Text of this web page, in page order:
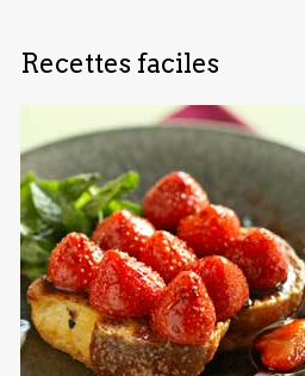
Recettes faciles